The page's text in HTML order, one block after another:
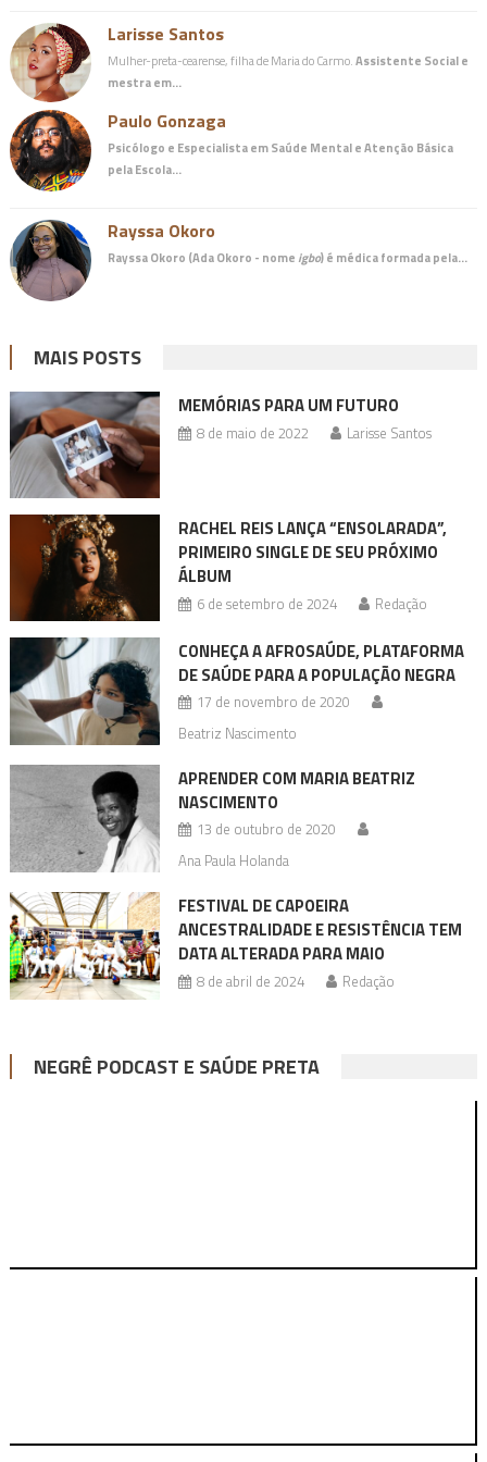
Larisse Santos
Mulher-preta-cearense, filha de Maria do Carmo.Assistente Social e
mestra em…
Paulo Gonzaga
Psicólogo e Especialista em Saúde Mental e Atenção Básica
pela Escola…
Rayssa Okoro
Rayssa Okoro (Ada Okoro - nome igbo) é médicaformada pela…
MAIS POSTS
MEMÓRIAS PARA UM FUTURO
8 de maio de 2022 Larisse Santos
RACHEL REIS LANÇA “ENSOLARADA”,
PRIMEIRO SINGLE DE SEU PRÓXIMO
ÁLBUM
6 de setembro de 2024 Redação
CONHEÇA A AFROSAÚDE, PLATAFORMA
DE SAÚDE PARA A POPULAÇÃO NEGRA
17 de novembro de 2020
Beatriz Nascimento
APRENDER COM MARIA BEATRIZ
NASCIMENTO
13 de outubro de 2020
Ana Paula Holanda
FESTIVAL DE CAPOEIRA
ANCESTRALIDADE E RESISTÊNCIA TEM
DATA ALTERADA PARA MAIO
8 de abril de 2024 Redação
NEGRÊ PODCAST E SAÚDE PRETA